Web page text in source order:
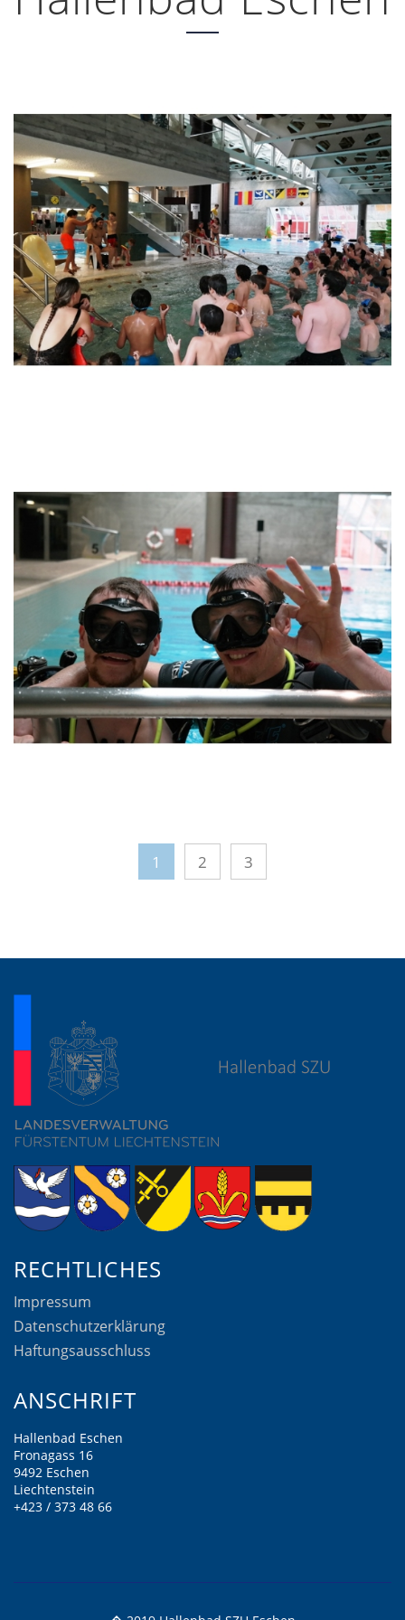
1 2 3
RECHTLICHES
Impressum
Datenschutzerklärung
Haftungsausschluss
ANSCHRIFT
Hallenbad Eschen
Fronagass 16
9492 Eschen
Liechtenstein
+423 / 373 48 66